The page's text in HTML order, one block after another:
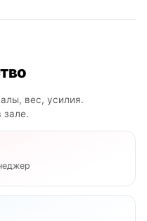
вес, усилия.
зале.